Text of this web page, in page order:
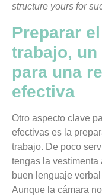
structure yours for
Preparar
trabajo, un
para una
efectiva
Otro aspecto clave
efectivas es la
trabajo. De poco
tengas la vestimenta
buen lenguaje
Aunque la cámara